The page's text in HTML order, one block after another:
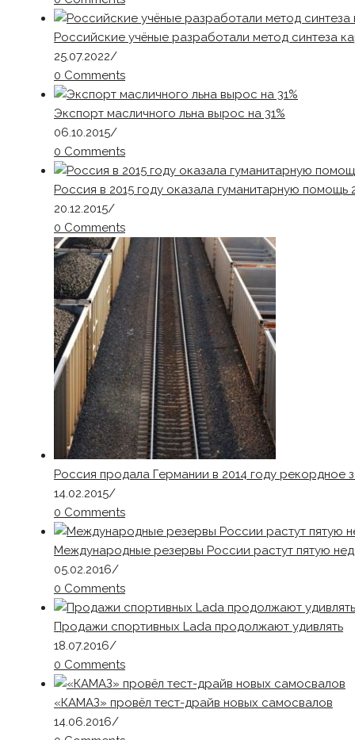
Российские учёные разработали метод синтеза
25.07.2022/
0 Comments
Экспорт масличного льна вырос на 31%
06.10.2015/
0 Comments
Россия в 2015 году оказала гуманитарную помощь
20.12.2015/
0 Comments
Россия продала Германии в 2014 году рекордное
14.02.2015/
0 Comments
Международные резервы России растут пятую
05.02.2016/
0 Comments
Продажи спортивных Lada продолжают удивлять
18.07.2016/
0 Comments
«КАМАЗ» провёл тест-драйв новых самосвалов
14.06.2016/